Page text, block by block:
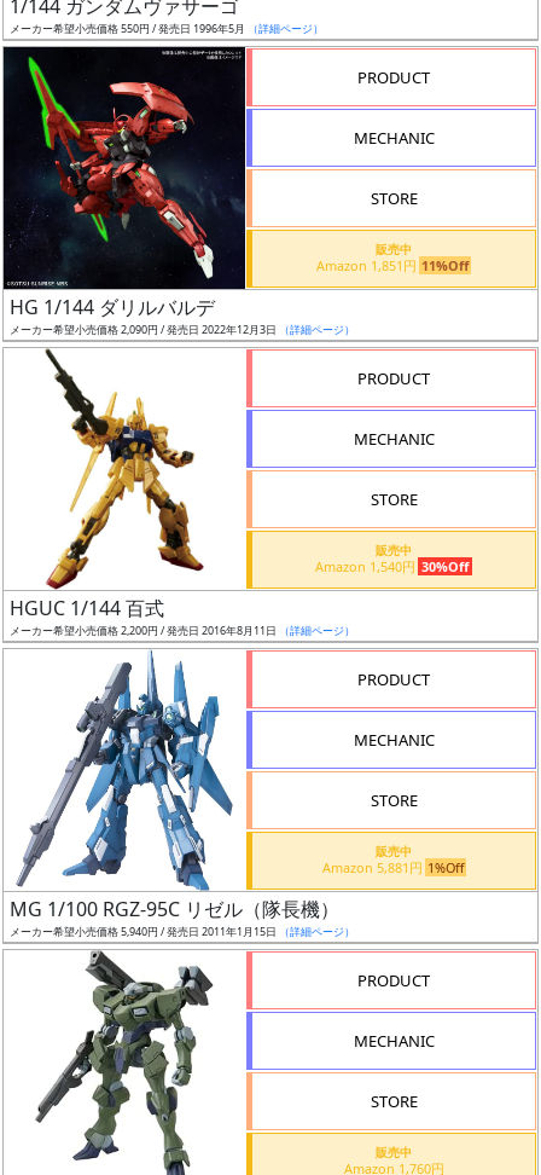
シ
リ
ー
ズ・
況
売
前
抽
選
1/144 ガンダムヴァサーゴ
メーカー希望小売価格 550円 / 発売日 1996年5月 （詳細ページ）
PRODUCT
MECHANIC
STORE
販売中
Amazon 1,851円 11%Off
HG 1/144 ダリルバルデ
メーカー希望小売価格 2,090円 / 発売日 2022年12月3日 （詳細ページ）
PRODUCT
MECHANIC
STORE
販売中
Amazon 1,540円 30%Off
HGUC 1/144 百式
メーカー希望小売価格 2,200円 / 発売日 2016年8月11日 （詳細ページ）
PRODUCT
MECHANIC
STORE
販売中
Amazon 5,881円 1%Off
MG 1/100 RGZ-95C リゼル（隊長機）
メーカー希望小売価格 5,940円 / 発売日 2011年1月15日 （詳細ページ）
PRODUCT
MECHANIC
STORE
販売中
Amazon 1,760円